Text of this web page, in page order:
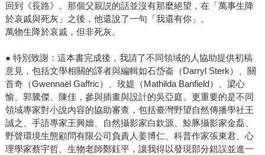
回到《長路》。那個父親説的話並沒有那麼絕望，在「萬事生降
於哀戚與死灰」之後，他還說了一句「我還有你」。
萬物生降於哀戚，但非死灰。
● 特別致謝：這本書完成後，我請了不同領域的人協助提供初稿
意見，包括文學相關的譯者與編輯如石岱崙（Darryl Sterk）、關
首奇（Gwennaël Gaffric）、玫媞（Mathilda Banfield）、梁心
愉、郭騰傑、陳佳，參與插畫與設計的吳亞庭。更重要的是不同
領域專家對小說內容的協助審查，包括臺灣野望自然傳播學社王
誠之、手語專家王興嬙、自然攝影家白欽源、鯨豚攝影家金磊、
野聲環境生態顧問有限公司負責人姜博仁、科普作家張東君、心
理學家蔡宇哲、生物老師鄭鈺平，讓我得以發現部分錯誤並進一